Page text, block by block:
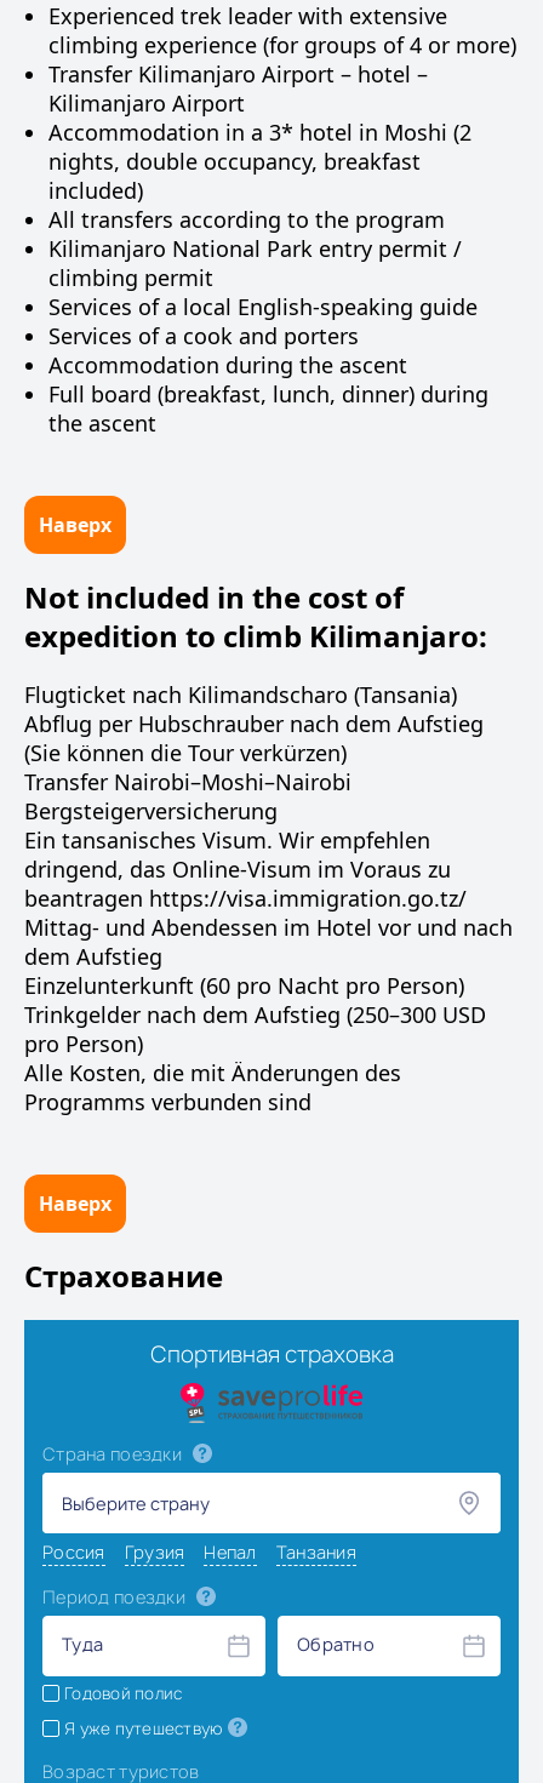
Experienced trek leader with extensive
climbing experience (for groups of 4 or more)
Transfer Kilimanjaro Airport – hotel –
Kilimanjaro Airport
Accommodation in a 3* hotel in Moshi (2
nights, double occupancy, breakfast
included)
All transfers according to the program
Kilimanjaro National Park entry permit /
climbing permit
Services of a local English-speaking guide
Services of a cook and porters
Accommodation during the ascent
Full board (breakfast, lunch, dinner) during
the ascent
Наверх
Not included in the cost of
expedition to climb Kilimanjaro:
Flugticket nach Kilimandscharo (Tansania)
Abflug per Hubschrauber nach dem Aufstieg
(Sie können die Tour verkürzen)
Transfer Nairobi–Moshi–Nairobi
Bergsteiger­versicherung
Ein tansanisches Visum. Wir empfehlen
dringend, das Online-Visum im Voraus zu
beantragen https://visa.immigration.go.tz/
Mittag- und Abendessen im Hotel vor und nach
dem Aufstieg
Einzelunterkunft (60 pro Nacht pro Person)
Trinkgelder nach dem Aufstieg (250–300 USD
pro Person)
Alle Kosten, die mit Änderungen des
Programms verbunden sind
Наверх
Страхование